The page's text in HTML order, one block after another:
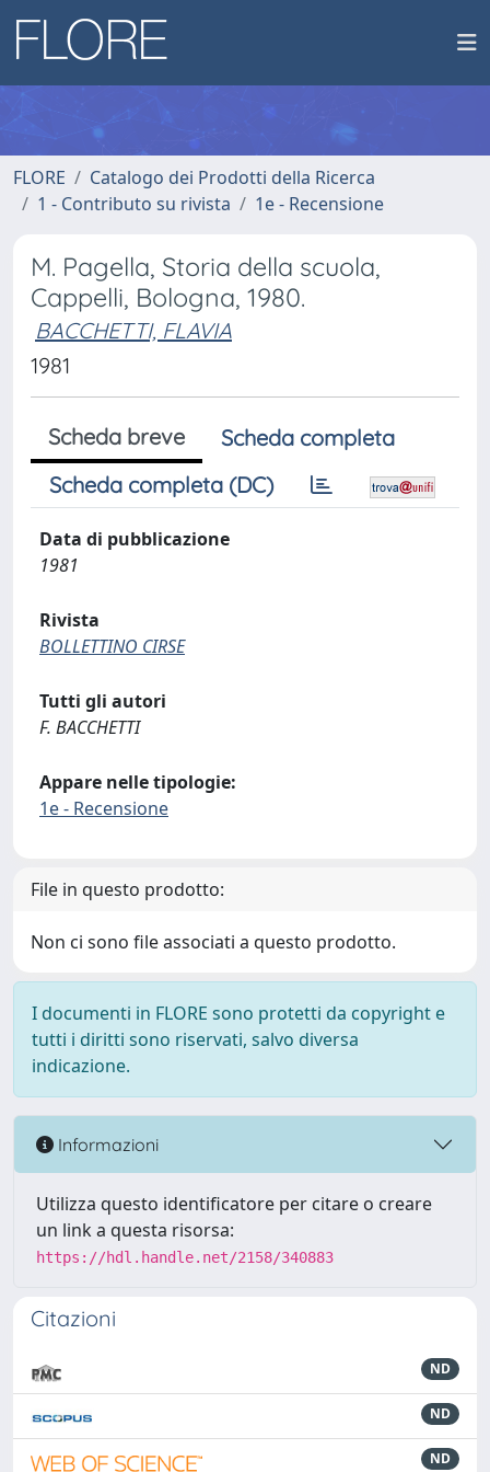
FLORE
Catalogo dei Prodotti della Ricerca
1 - Contributo su rivista
1e - Recensione
M. Pagella, Storia della scuola,
Cappelli, Bologna, 1980.
BACCHETTI, FLAVIA
1981
Scheda breve
Scheda completa
Scheda completa (DC)
Data di pubblicazione
1981
Rivista
BOLLETTINO CIRSE
Tutti gli autori
F. BACCHETTI
Appare nelle tipologie:
1e - Recensione
File in questo prodotto:
Non ci sono file associati a questo prodotto.
I documenti in FLORE sono protetti da copyright e
tutti i diritti sono riservati, salvo diversa
indicazione.
Informazioni
Utilizza questo identificatore per citare o creare
un link a questa risorsa:
https://hdl.handle.net/2158/340883
Citazioni
ND
ND
ND